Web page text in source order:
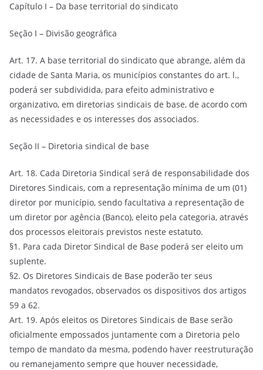
Capítulo I – Da base territorial do sindicato
Seção I – Divisão geográfica
Art. 17. A base territorial do sindicato que abrange, além da
cidade de Santa Maria, os municípios constantes do art. l.,
poderá ser subdividida, para efeito administrativo e
organizativo, em diretorias sindicais de base, de acordo com
as necessidades e os interesses dos associados.
Seção II – Diretoria sindical de base
Art. 18. Cada Diretoria Sindical será de responsabilidade dos
Diretores Sindicais, com a representação mínima de um (01)
diretor por município, sendo facultativa a representação de
um diretor por agência (Banco), eleito pela categoria, através
dos processos eleitorais previstos neste estatuto.
§1. Para cada Diretor Sindical de Base poderá ser eleito um
suplente.
§2. Os Diretores Sindicais de Base poderão ter seus
mandatos revogados, observados os dispositivos dos artigos
59 a 62.
Art. 19. Após eleitos os Diretores Sindicais de Base serão
oficialmente empossados juntamente com a Diretoria pelo
tempo de mandato da mesma, podendo haver reestruturação
ou remanejamento sempre que houver necessidade,